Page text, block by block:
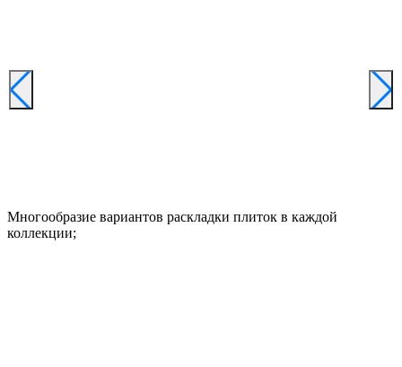
Многообразие вариантов раскладки плиток в каждой
коллекции;